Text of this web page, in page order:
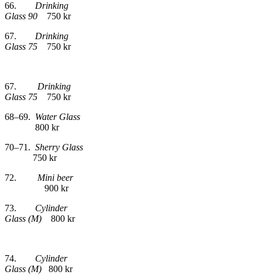
66. Drinking
Glass 90 750 kr
67. Drinking
Glass 75 750 kr
67. Drinking
Glass 75 750 kr
68–69. Water Glass
800 kr
70–71. Sherry Glass
750 kr
72. Mini beer
900 kr
73. Cylinder
Glass (M) 800 kr
74. Cylinder
Glass (M) 800 kr